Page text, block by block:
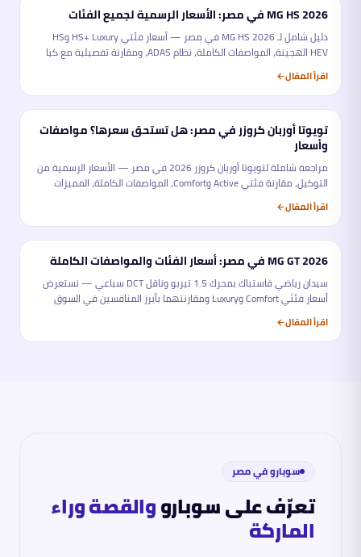
تحليل
MG HS 2026 في مصر: الأسعار الرسمية لجميع الفئات
دليل شامل لـ MG HS 2026 في مصر — أسعار فئتي HS+ Luxury وHS
HEV الهجينة، المواصفات الكاملة، نظام ADAS، ومقارنة تفصيلية مع كيا
سبورتاج وهيونداي توسان. كل ما تحتاجه قبل الشراء.
اقرأ المقال
تحليل
تويوتا أوربان كروزر في مصر: هل تستحق سعرها؟ مواصفات
وأسعار
مراجعة شاملة لتويوتا أوربان كروزر 2026 في مصر — الأسعار الرسمية من
التوكيل، مقارنة فئتي Active وComfort، المواصفات الكاملة، المميزات
والعيوب، ومقارنتها بأبرز المنافسين في سوق الكروس أوفر المدمجة.
اقرأ المقال
تحليل
MG GT 2026 في مصر: أسعار الفئات والمواصفات الكاملة
سيدان رياضي فاستباك بمحرك 1.5 تيربو وناقل DCT سباعي — نستعرض
أسعار فئتَي Comfort وLuxury ومقارنتهما بأبرز المنافسين في السوق
المصري.
اقرأ المقال
سوباروفي مصر
تعرّف علىسوبارووالقصة وراء
الماركة